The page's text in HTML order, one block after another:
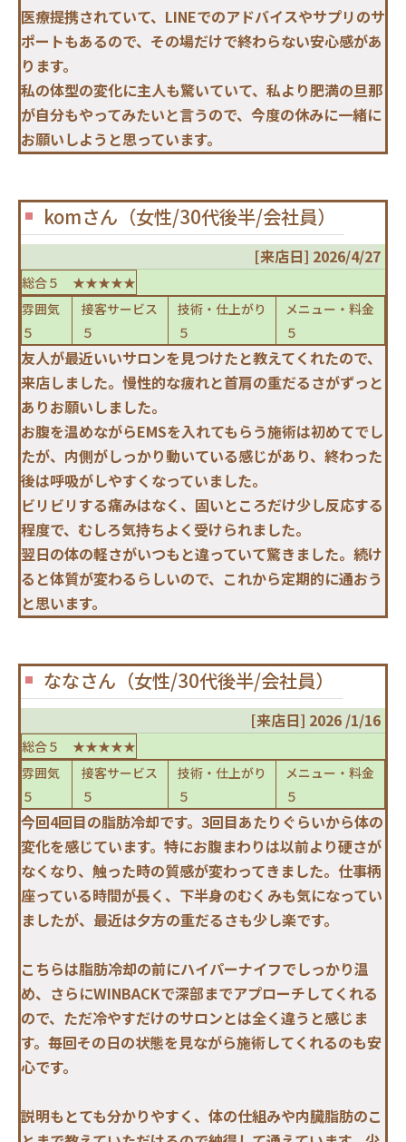
医療提携されていて、LINEでのアドバイスやサプリのサ
ポートもあるので、その場だけで終わらない安心感があ
ります。
私の体型の変化に主人も驚いていて、私より肥満の旦那
が自分もやってみたいと言うので、今度の休みに一緒に
お願いしようと思っています。
komさん（女性/30代後半/会社員）
[来店日] 2026/4/27
総合５ ★★★★★
雰囲気
５
接客サービス
５
技術・仕上がり
５
メニュー・料金
５
友人が最近いいサロンを見つけたと教えてくれたので、
来店しました。慢性的な疲れと首肩の重だるさがずっと
ありお願いしました。
お腹を温めながらEMSを入れてもらう施術は初めてでし
たが、内側がしっかり動いている感じがあり、終わった
後は呼吸がしやすくなっていました。
ビリビリする痛みはなく、固いところだけ少し反応する
程度で、むしろ気持ちよく受けられました。
翌日の体の軽さがいつもと違っていて驚きました。続け
ると体質が変わるらしいので、これから定期的に通おう
と思います。
ななさん（女性/30代後半/会社員）
[来店日] 2026 /1/16
総合５ ★★★★★
雰囲気
５
接客サービス
５
技術・仕上がり
５
メニュー・料金
５
今回4回目の脂肪冷却です。3回目あたりぐらいから体の
変化を感じています。特にお腹まわりは以前より硬さが
なくなり、触った時の質感が変わってきました。仕事柄
座っている時間が長く、下半身のむくみも気になってい
ましたが、最近は夕方の重だるさも少し楽です。
こちらは脂肪冷却の前にハイパーナイフでしっかり温
め、さらにWINBACKで深部までアプローチしてくれる
ので、ただ冷やすだけのサロンとは全く違うと感じま
す。毎回その日の状態を見ながら施術してくれるのも安
心です。
説明もとても分かりやすく、体の仕組みや内臓脂肪のこ